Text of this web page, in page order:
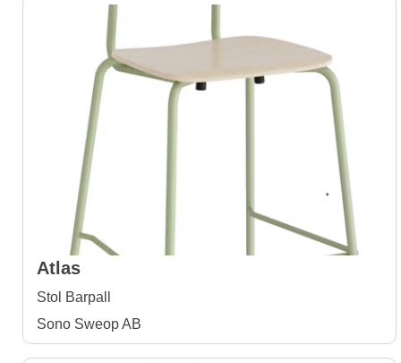
Atlas
Stol Barpall
Sono Sweop AB